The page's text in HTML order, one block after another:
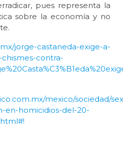
pues representa la
sobre la economía y no
jorge-castaneda-exige-a-
contra-
mexico/sociedad/
en-homicidios-del-20-